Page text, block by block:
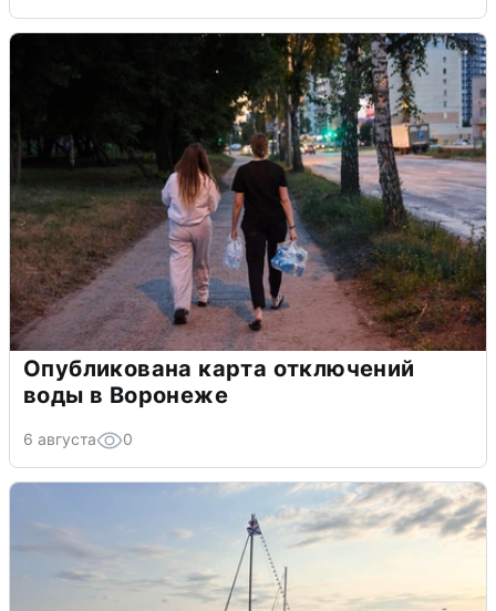
Опубликована карта отключений
воды в Воронеже
6 августа 0